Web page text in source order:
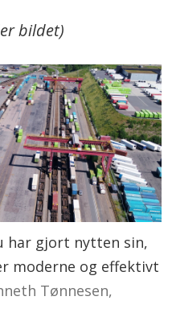
bildet)
har gjort nytten sin,
moderne og effektivt
Tønnesen,